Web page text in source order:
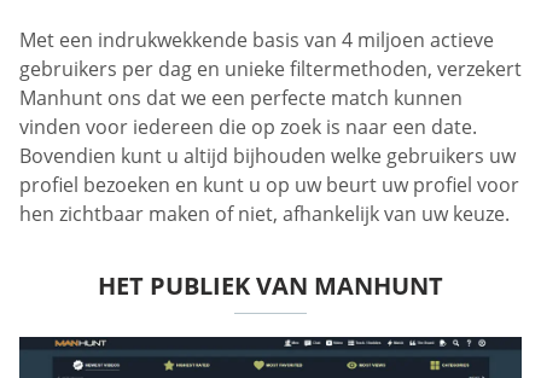
Met een indrukwekkende basis van 4 miljoen actieve
gebruikers per dag en unieke filtermethoden, verzekert
Manhunt ons dat we een perfecte match kunnen
vinden voor iedereen die op zoek is naar een date.
Bovendien kunt u altijd bijhouden welke gebruikers uw
profiel bezoeken en kunt u op uw beurt uw profiel voor
hen zichtbaar maken of niet, afhankelijk van uw keuze.
HET PUBLIEK VAN MANHUNT